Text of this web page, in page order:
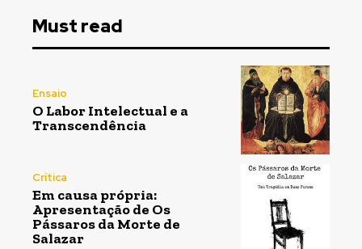
Must read
Ensaio
O Labor Intelectual e a
Transcendência
Crítica
Em causa própria:
Apresentação de Os
Pássaros da Morte de
Salazar